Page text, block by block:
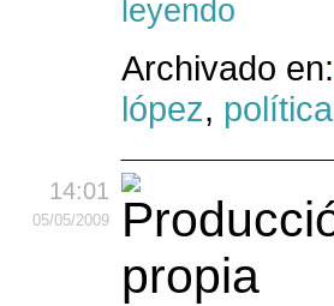
leyendo
Archivado en:
lópez, política
14:01
05/05/2009